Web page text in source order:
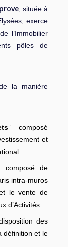
, située à
exerce
l’Immobilier
pôles de
la manière
” composé
et
composé de
intra-muros
le vente de
d’Activités
des
définition et le